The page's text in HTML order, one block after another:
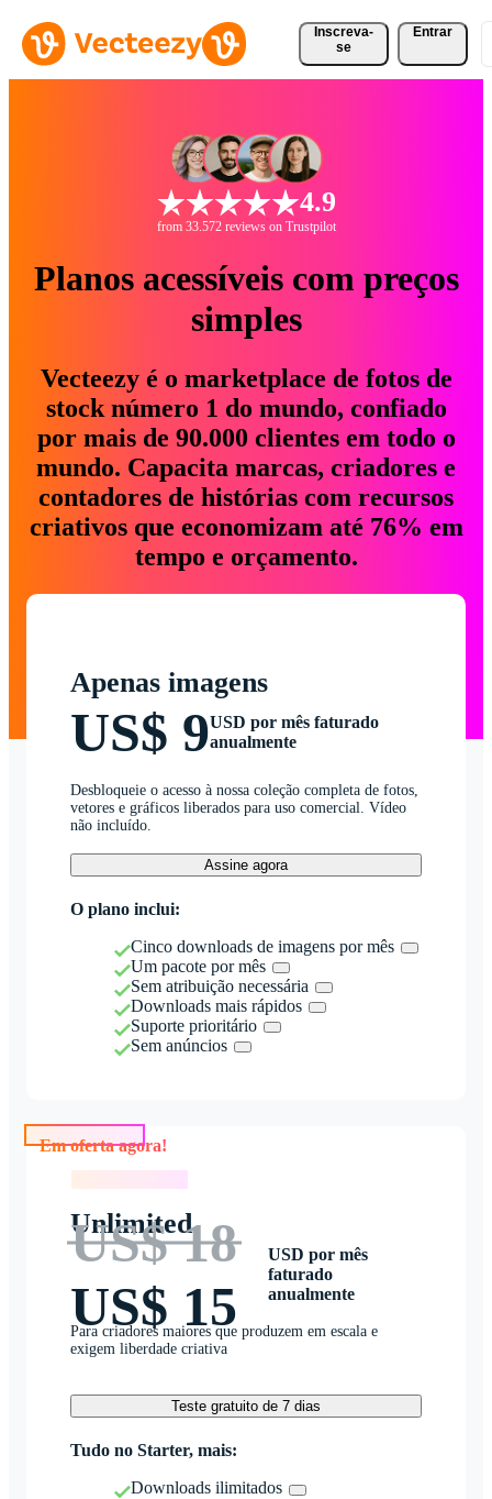
Inscreva-
se
Entrar
4.9
from 33.572 reviews on Trustpilot
Planos acessíveis com preços
simples
Vecteezy é o marketplace de fotos de
stock número 1 do mundo, confiado
por mais de 90.000 clientes em todo o
mundo. Capacita marcas, criadores e
contadores de histórias com recursos
criativos que economizam até 76% em
tempo e orçamento.
Apenas imagens
US$ 9USD por mês faturado
anualmente
Desbloqueie o acesso à nossa coleção completa de fotos,
vetores e gráficos liberados para uso comercial. Vídeo
não incluído.
Assine agora
O plano inclui:
Cinco downloads de imagens por mês
Um pacote por mês
Sem atribuição necessária
Downloads mais rápidos
Suporte prioritário
Sem anúncios
Unlimited
US$ 18
US$ 15
USD por mês
faturado
anualmente
Para criadores maiores que produzem em escala e
exigem liberdade criativa
Teste gratuito de 7 dias
Tudo no Starter, mais:
Downloads ilimitados